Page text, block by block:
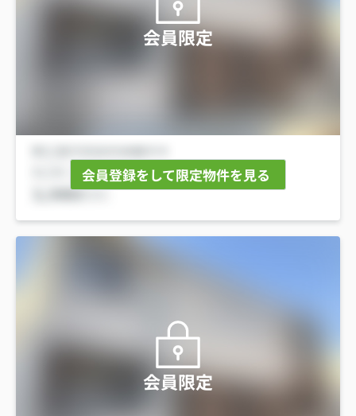
会員限定
会員登録をして限定物件を見る
会員限定